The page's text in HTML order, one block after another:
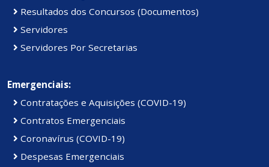
Resultados dos Concursos (Documentos)
Servidores
Servidores Por Secretarias
Emergenciais:
Contratações e Aquisições (COVID-19)
Contratos Emergenciais
Coronavírus (COVID-19)
Despesas Emergenciais